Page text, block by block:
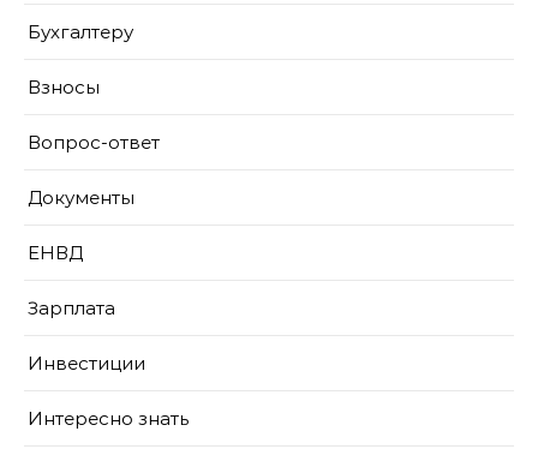
Бухгалтеру
Взносы
Вопрос-ответ
Документы
ЕНВД
Зарплата
Инвестиции
Интересно знать